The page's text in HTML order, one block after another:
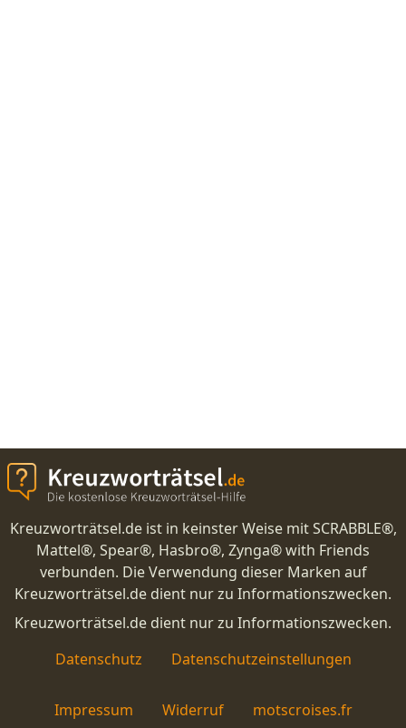
Kreuzworträtsel.de ist in keinster Weise mit SCRABBLE®,
Mattel®, Spear®, Hasbro®, Zynga® with Friends
verbunden. Die Verwendung dieser Marken auf
Kreuzworträtsel.de dient nur zu Informationszwecken.
Kreuzworträtsel.de dient nur zu Informationszwecken.
Datenschutz
Datenschutzeinstellungen
Impressum Widerruf motscroises.fr